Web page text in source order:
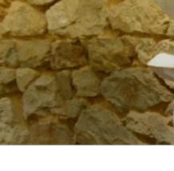
Skip
to
content